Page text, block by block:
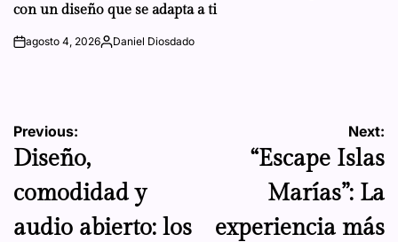
con un diseño que se adapta a ti
onagosto 4, 2026Posted
Daniel Diosdado
Navegación
de
entradas
Previous:
Diseño,
comodidad y
audio abierto: los
Next:
“Escape Islas
Marías”: La
experiencia más